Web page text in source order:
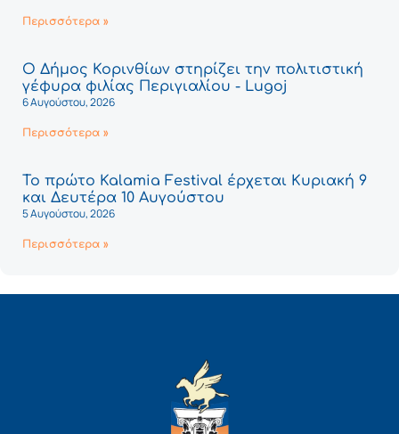
Περισσότερα »
Ο Δήμος Κορινθίων στηρίζει την πολιτιστική
γέφυρα φιλίας Περιγιαλίου - Lugoj
6 Αυγούστου, 2026
Περισσότερα »
Το πρώτο Kalamia Festival έρχεται Κυριακή 9
και Δευτέρα 10 Αυγούστου
5 Αυγούστου, 2026
Περισσότερα »